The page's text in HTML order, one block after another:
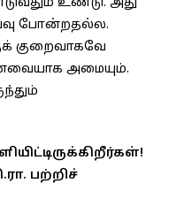
உண்டு. அது
போன்றதல்ல.
குறைவாகவே
அமையும்.
பற்றிச்